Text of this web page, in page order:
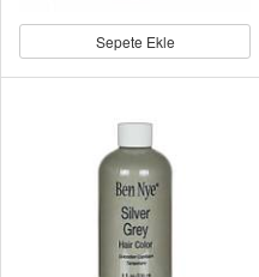
Sepete Ekle